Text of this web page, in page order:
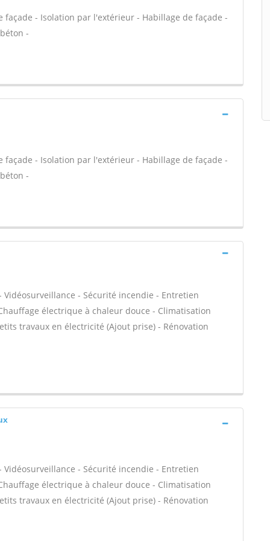
- Isolation par l'extérieur - Habillage de façade -
-
- Isolation par l'extérieur - Habillage de façade -
-
- Sécurité incendie - Entretien
électrique à chaleur douce - Climatisation
travaux en électricité (Ajout prise) - Rénovation
- Sécurité incendie - Entretien
électrique à chaleur douce - Climatisation
travaux en électricité (Ajout prise) - Rénovation